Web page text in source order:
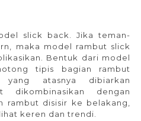
slick back. Jika teman-
maka model rambut slick
Bentuk dari model
tipis bagian rambut
atasnya dibiarkan
dikombinasikan dengan
rambut disisir ke belakang,
keren dan trendi.